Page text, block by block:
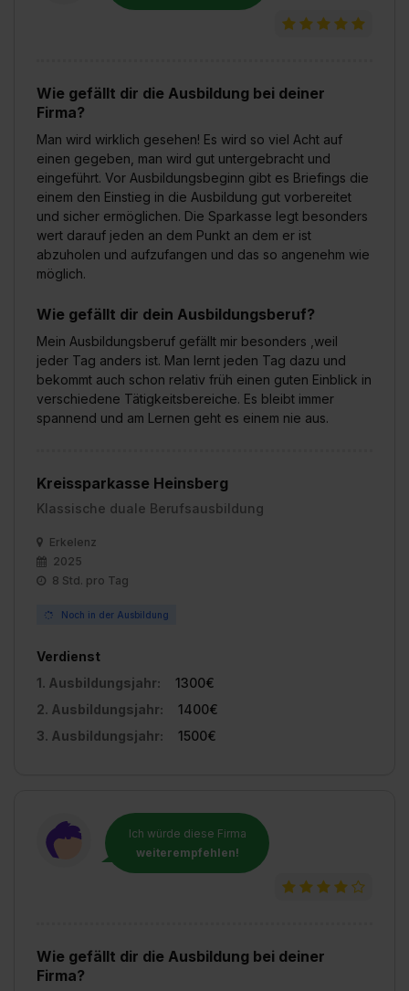
Wie gefällt dir die Ausbildung bei deiner
Firma?
Man wird wirklich gesehen! Es wird so viel Acht auf
einen gegeben, man wird gut untergebracht und
eingeführt. Vor Ausbildungsbeginn gibt es Briefings die
einem den Einstieg in die Ausbildung gut vorbereitet
und sicher ermöglichen. Die Sparkasse legt besonders
wert darauf jeden an dem Punkt an dem er ist
abzuholen und aufzufangen und das so angenehm wie
möglich.
Wie gefällt dir dein Ausbildungsberuf?
Mein Ausbildungsberuf gefällt mir besonders ,weil
jeder Tag anders ist. Man lernt jeden Tag dazu und
bekommt auch schon relativ früh einen guten Einblick in
verschiedene Tätigkeitsbereiche. Es bleibt immer
spannend und am Lernen geht es einem nie aus.
Kreissparkasse Heinsberg
Klassische duale Berufsausbildung
Erkelenz
2025
8 Std. pro Tag
Noch in der Ausbildung
Verdienst
1. Ausbildungsjahr:
1300€
2. Ausbildungsjahr:
1400€
3. Ausbildungsjahr:
1500€
Ich würde diese Firma
weiterempfehlen!
Wie gefällt dir die Ausbildung bei deiner
Firma?